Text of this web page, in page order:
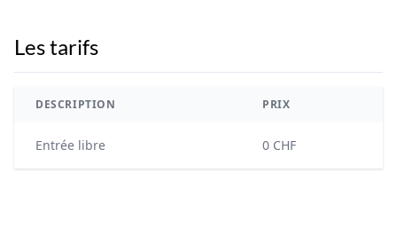
Les tarifs
DESCRIPTION PRIX
Entrée libre 0 CHF